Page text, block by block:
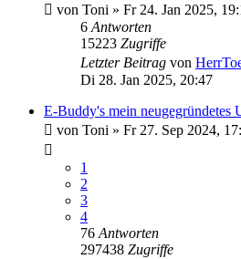
von Toni » Fr 24. Jan 2025,
6Antworten
15223 Zugriffe
Letzter Beitrag von
Di 28. Jan 2025, 20:47
E-Buddy's mein neugegründetes
von Toni » Fr 27. Sep 2024,
1
2
3
4
76Antworten
297438 Zugriffe